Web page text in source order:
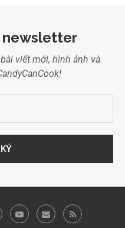
newsletter
viết mới, hình ảnh và